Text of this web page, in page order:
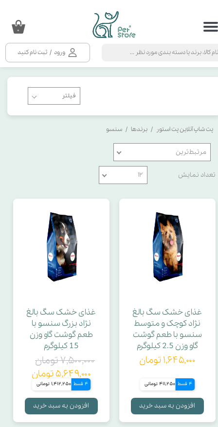
ورود / ثبت نام کنید
حساب کاربری من
سفارشات
۰
پت شاپ آنلاین پت استور برندها سنسو
مرتبط‌ترین
تعداد نمایش ۱۲
غذای خشک سگ بالغ
نژاد کوچک و متوسط
سنسو با طعم گوشت
گاو وزن 2.5 کیلوگرم
۱,۶۴۵,۰۰۰ تومان
4 قسط 411,250 تومانی
افزودن به سبد خرید
غذای خشک سگ بالغ
نژاد بزرگ سنسو با
طعم گوشت گاو وزن
15 کیلوگرم
۷,۵۰۰,۰۰۰ تومان
۵,۶۴۹,۰۰۰ تومان
4 قسط 1,412,250 تومانی
افزودن به سبد خرید